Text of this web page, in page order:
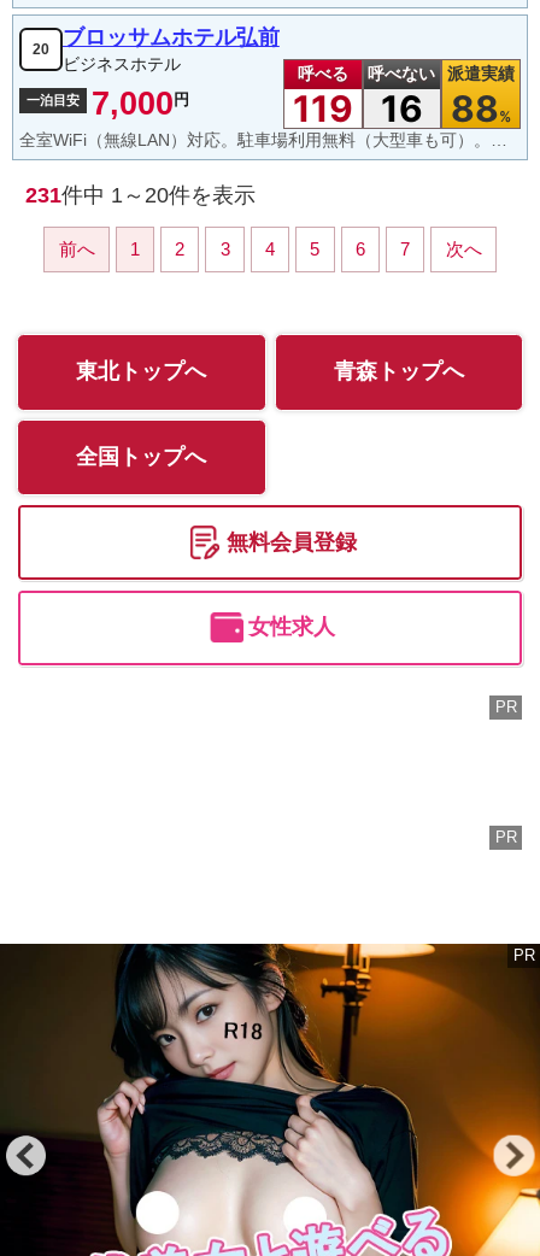
20 ブロッサムホテル弘前
ビジネスホテル
一泊目安 7,000円
呼べる
119
呼べない
16
派遣実績
88%
全室WiFi（無線LAN）対応。駐車場利用無料（大型車も可）。遊歩道沿いで静か。お部屋もベッドも広め
231件中 1～20件を表示
前へ 1 2 3 4 5 6 7 次へ
東北トップへ 青森トップへ
全国トップへ
無料会員登録
女性求人